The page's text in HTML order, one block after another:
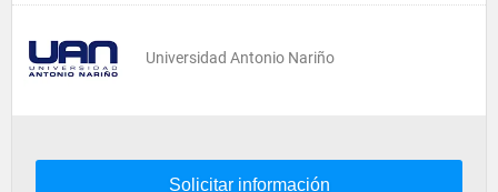
Universidad Antonio Nariño
Solicitar información